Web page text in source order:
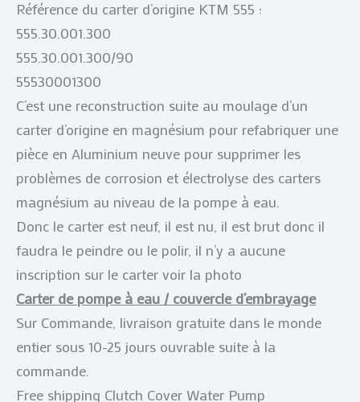
Référence du carter d’origine KTM 555 :
555.30.001.300
555.30.001.300/90
55530001300
C’est une reconstruction suite au moulage d’un
carter d’origine en magnésium pour refabriquer une
pièce en Aluminium neuve pour supprimer les
problèmes de corrosion et électrolyse des carters
magnésium au niveau de la pompe à eau.
Donc le carter est neuf, il est nu, il est brut donc il
faudra le peindre ou le polir, il n’y a aucune
inscription sur le carter voir la photo
Carter de pompe à eau / couvercle d’embrayage
Sur Commande, livraison gratuite dans le monde
entier sous 10-25 jours ouvrable suite à la
commande.
Free shipping Clutch Cover Water Pump